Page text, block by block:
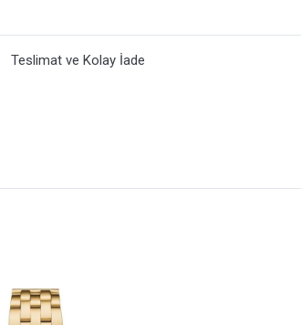
Teslimat ve Kolay İade